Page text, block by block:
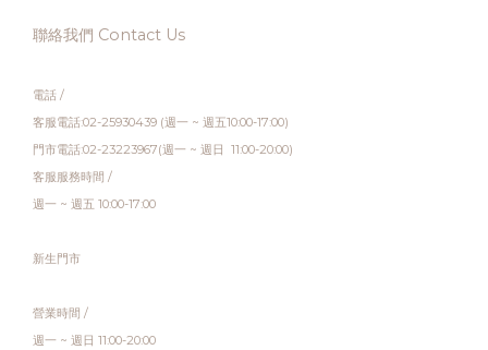
聯絡我們 Contact Us
電話 /
客服電話:02-25930439 (週一 ~ 週五10:00-17:00)
門市電話:02-23223967(週一 ~ 週日 11:00-20:00)
客服服務時間 /
週一 ~ 週五 10:00-17:00
新生門市
營業時間 /
週一 ~ 週日 11:00-20:00